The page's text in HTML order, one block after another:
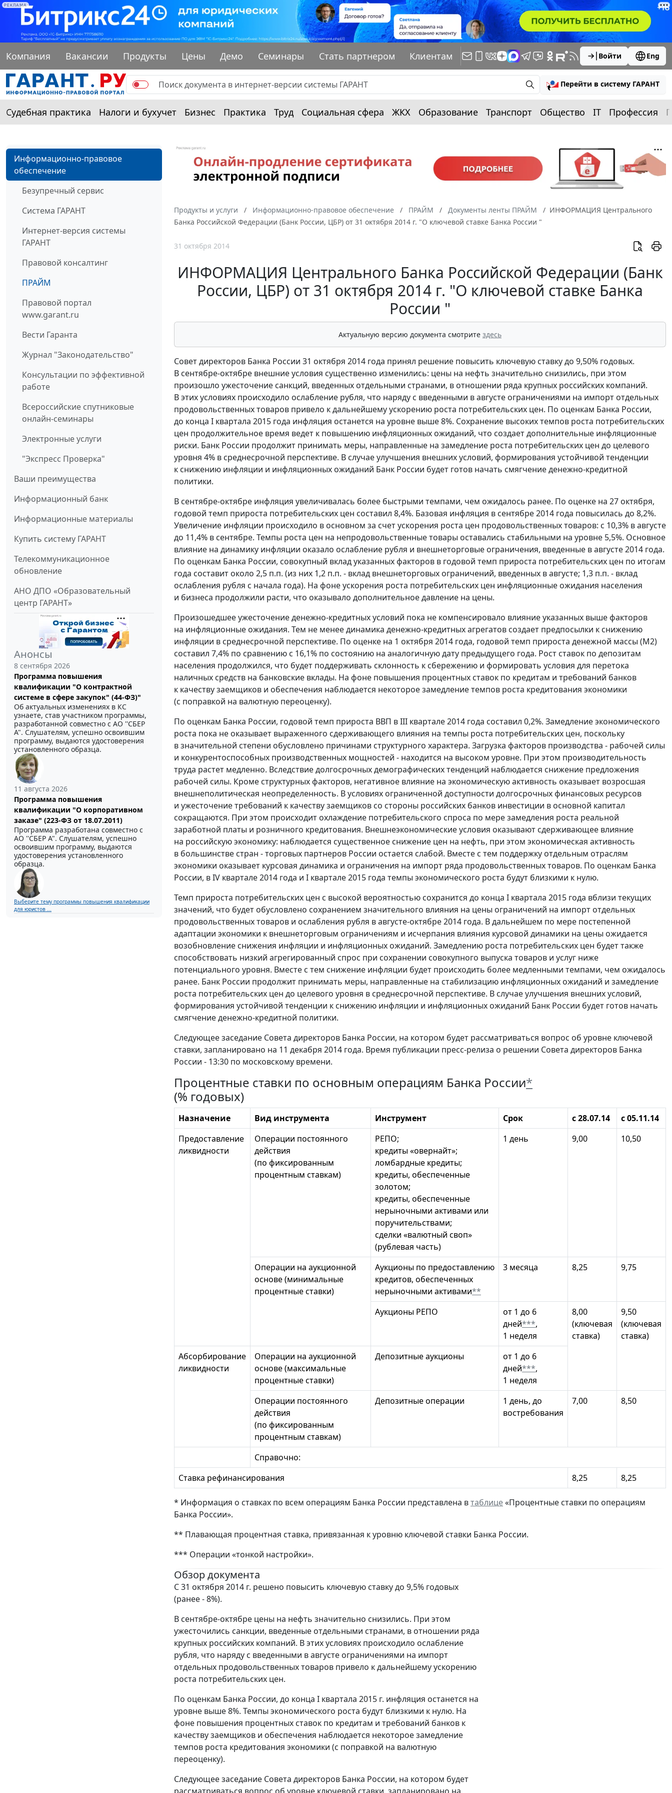
РЕКЛАМА
Компания Вакансии Продукты Цены Демо Семинары Стать партнером Клиентам Войти Eng
Перейти в систему ГАРАНТ
Судебная практика Налоги и бухучет Бизнес Практика Труд Социальная сфера ЖКХ Образование Транспорт Общество IT Профессия
Информационно-правовое
обеспечение
Безупречный сервис
Система ГАРАНТ
Интернет-версия системы
ГАРАНТ
Правовой консалтинг
ПРАЙМ
Правовой портал
www.garant.ru
Вести Гаранта
Журнал "Законодательство"
Консультации по эффективной
работе
Всероссийские спутниковые
онлайн-семинары
Электронные услуги
"Экспресс Проверка"
Ваши преимущества
Информационный банк
Информационные материалы
Купить систему ГАРАНТ
Телекоммуникационное
обновление
АНО ДПО «Образовательный
центр ГАРАНТ»
Анонсы
8 сентября 2026
Программа повышения
квалификации "О контрактной
системе в сфере закупок" (44-ФЗ)"
Об актуальных изменениях в КС
узнаете, став участником программы,
разработанной совместно с АО ''СБЕР
А". Слушателям, успешно освоившим
программу, выдаются удостоверения
установленного образца.
11 августа 2026
Программа повышения
квалификации "О корпоративном
заказе" (223-ФЗ от 18.07.2011)
Программа разработана совместно с
АО ''СБЕР А". Слушателям, успешно
освоившим программу, выдаются
удостоверения установленного
образца.
Выберите тему программы повышения квалификации
для юристов ...
Продукты и услуги Информационно-правовое обеспечение ПРАЙМ Документы ленты ПРАЙМ
ИНФОРМАЦИЯ Центрального
Банка Российской Федерации (Банк России, ЦБР) от 31 октября 2014 г. "О ключевой ставке Банка России "
31 октября 2014
ИНФОРМАЦИЯ Центрального Банка Российской Федерации (Банк
России, ЦБР) от 31 октября 2014 г. "О ключевой ставке Банка
России "
Актуальную версию документа смотрите здесь
Совет директоров Банка России 31 октября 2014 года принял решение повысить ключевую ставку до 9,50% годовых.
В сентябре-октябре внешние условия существенно изменились: цены на нефть значительно снизились, при этом
произошло ужесточение санкций, введенных отдельными странами, в отношении ряда крупных российских компаний.
В этих условиях происходило ослабление рубля, что наряду с введенными в августе ограничениями на импорт отдельных
продовольственных товаров привело к дальнейшему ускорению роста потребительских цен. По оценкам Банка России,
до конца I квартала 2015 года инфляция останется на уровне выше 8%. Сохранение высоких темпов роста потребительских
цен продолжительное время ведет к повышению инфляционных ожиданий, что создает дополнительные инфляционные
риски. Банк России продолжит принимать меры, направленные на замедление роста потребительских цен до целевого
уровня 4% в среднесрочной перспективе. В случае улучшения внешних условий, формирования устойчивой тенденции
к снижению инфляции и инфляционных ожиданий Банк России будет готов начать смягчение денежно-кредитной
политики.
В сентябре-октябре инфляция увеличивалась более быстрыми темпами, чем ожидалось ранее. По оценке на 27 октября,
годовой темп прироста потребительских цен составил 8,4%. Базовая инфляция в сентябре 2014 года повысилась до 8,2%.
Увеличение инфляции происходило в основном за счет ускорения роста цен продовольственных товаров: с 10,3% в августе
до 11,4% в сентябре. Темпы роста цен на непродовольственные товары оставались стабильными на уровне 5,5%. Основное
влияние на динамику инфляции оказало ослабление рубля и внешнеторговые ограничения, введенные в августе 2014 года.
По оценкам Банка России, совокупный вклад указанных факторов в годовой темп прироста потребительских цен по итогам
года составит около 2,5 п.п. (из них 1,2 п.п. - вклад внешнеторговых ограничений, введенных в августе; 1,3 п.п. - вклад
ослабления рубля с начала года). На фоне ускорения роста потребительских цен инфляционные ожидания населения
и бизнеса продолжили расти, что оказывало дополнительное давление на цены.
Произошедшее ужесточение денежно-кредитных условий пока не компенсировало влияние указанных выше факторов
на инфляционные ожидания. Тем не менее динамика денежно-кредитных агрегатов создает предпосылки к снижению
инфляции в среднесрочной перспективе. По оценке на 1 октября 2014 года, годовой темп прироста денежной массы (М2)
составил 7,4% по сравнению с 16,1% по состоянию на аналогичную дату предыдущего года. Рост ставок по депозитам
населения продолжился, что будет поддерживать склонность к сбережению и формировать условия для перетока
наличных средств на банковские вклады. На фоне повышения процентных ставок по кредитам и требований банков
к качеству заемщиков и обеспечения наблюдается некоторое замедление темпов роста кредитования экономики
(с поправкой на валютную переоценку).
По оценкам Банка России, годовой темп прироста ВВП в III квартале 2014 года составил 0,2%. Замедление экономического
роста пока не оказывает выраженного сдерживающего влияния на темпы роста потребительских цен, поскольку
в значительной степени обусловлено причинами структурного характера. Загрузка факторов производства - рабочей силы
и конкурентоспособных производственных мощностей - находится на высоком уровне. При этом производительность
труда растет медленно. Вследствие долгосрочных демографических тенденций наблюдается снижение предложения
рабочей силы. Кроме структурных факторов, негативное влияние на экономическую активность оказывает возросшая
внешнеполитическая неопределенность. В условиях ограниченной доступности долгосрочных финансовых ресурсов
и ужесточение требований к качеству заемщиков со стороны российских банков инвестиции в основной капитал
сокращаются. При этом происходит охлаждение потребительского спроса по мере замедления роста реальной
заработной платы и розничного кредитования. Внешнеэкономические условия оказывают сдерживающее влияние
на российскую экономику: наблюдается существенное снижение цен на нефть, при этом экономическая активность
в большинстве стран - торговых партнеров России остается слабой. Вместе с тем поддержку отдельным отраслям
экономики оказывает курсовая динамика и ограничения на импорт ряда продовольственных товаров. По оценкам Банка
России, в IV квартале 2014 года и I квартале 2015 года темпы экономического роста будут близкими к нулю.
Темп прироста потребительских цен с высокой вероятностью сохранится до конца I квартала 2015 года вблизи текущих
значений, что будет обусловлено сохранением значительного влияния на цены ограничений на импорт отдельных
продовольственных товаров и ослабления рубля в августе-октябре 2014 года. В дальнейшем по мере постепенной
адаптации экономики к внешнеторговым ограничениям и исчерпания влияния курсовой динамики на цены ожидается
возобновление снижения инфляции и инфляционных ожиданий. Замедлению роста потребительских цен будет также
способствовать низкий агрегированный спрос при сохранении совокупного выпуска товаров и услуг ниже
потенциального уровня. Вместе с тем снижение инфляции будет происходить более медленными темпами, чем ожидалось
ранее. Банк России продолжит принимать меры, направленные на стабилизацию инфляционных ожиданий и замедление
роста потребительских цен до целевого уровня в среднесрочной перспективе. В случае улучшения внешних условий,
формирования устойчивой тенденции к снижению инфляции и инфляционных ожиданий Банк России будет готов начать
смягчение денежно-кредитной политики.
Следующее заседание Совета директоров Банка России, на котором будет рассматриваться вопрос об уровне ключевой
ставки, запланировано на 11 декабря 2014 года. Время публикации пресс-релиза о решении Совета директоров Банка
России - 13:30 по московскому времени.
Процентные ставки по основным операциям Банка России*
(% годовых)
Назначение Вид инструмента Инструмент Срок с 28.07.14
с 05.11.14
Предоставление
ликвидности
Операции постоянного
действия
(по фиксированным
процентным ставкам)
РЕПО;
кредиты «овернайт»;
ломбардные кредиты;
кредиты, обеспеченные
золотом;
кредиты, обеспеченные
нерыночными активами или
поручительствами;
сделки «валютный своп»
(рублевая часть)
1 день 9,00 10,50
Операции на аукционной
основе (минимальные
процентные ставки)
Аукционы по предоставлению
кредитов, обеспеченных
нерыночными активами**
3 месяца 8,25 9,75
Аукционы РЕПО
от 1 до 6
дней***,
1 неделя
8,00
(ключевая
ставка)
9,50
(ключевая
ставка)
Абсорбирование
ликвидности
Операции на аукционной
основе (максимальные
процентные ставки)
Депозитные аукционы
от 1 до 6
дней***,
1 неделя
Операции постоянного
действия
(по фиксированным
процентным ставкам)
Депозитные операции
1 день, до
востребования
7,00 8,50
Справочно:
Ставка рефинансирования
8,25 8,25
* Информация о ставках по всем операциям Банка России представлена втаблице«Процентные ставки по операциям
Банка России».
** Плавающая процентная ставка, привязанная к уровню ключевой ставки Банка России.
*** Операции «тонкой настройки».
Обзор документа
С 31 октября 2014 г. решено повысить ключевую ставку до 9,5% годовых
(ранее - 8%).
В сентябре-октябре цены на нефть значительно снизились. При этом
ужесточились санкции, введенные отдельными странами, в отношении ряда
крупных российских компаний. В этих условиях происходило ослабление
рубля, что наряду с введенными в августе ограничениями на импорт
отдельных продовольственных товаров привело к дальнейшему ускорению
роста потребительских цен.
По оценкам Банка России, до конца I квартала 2015 г. инфляция останется на
уровне выше 8%. Темпы экономического роста будут близкими к нулю. На
фоне повышения процентных ставок по кредитам и требований банков к
качеству заемщиков и обеспечения наблюдается некоторое замедление
темпов роста кредитования экономики (с поправкой на валютную
переоценку).
Следующее заседание Совета директоров Банка России, на котором будет